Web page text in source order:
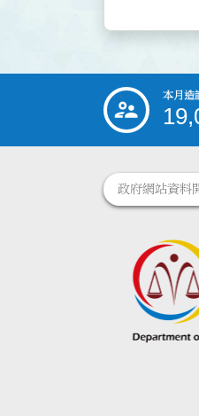
::: 本月造
政府網站資料